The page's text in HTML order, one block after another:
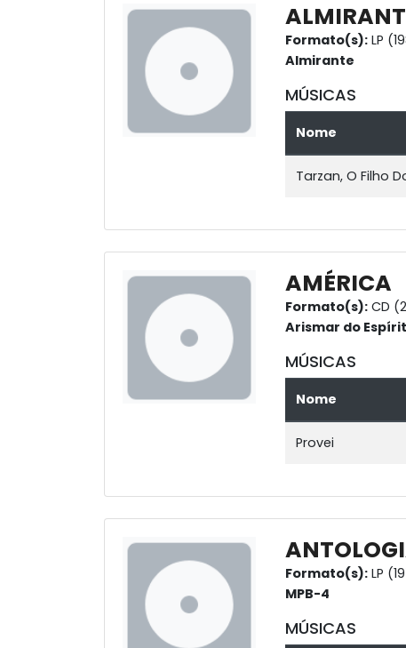
Formato(s): LP
Almirante
MÚSICAS
Nome
Tarzan, O Filho
AMÉRICA
Formato(s): CD
Arismar do
MÚSICAS
Nome
Provei
Formato(s): LP
MPB-4
MÚSICAS